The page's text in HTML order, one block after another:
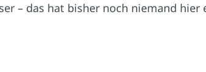
– das hat bisher noch niemand hier